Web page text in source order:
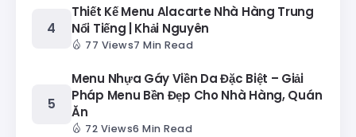
Thiết Kế Menu Alacarte Nhà Hàng Trung
Nổi Tiếng | Khải Nguyên
77 Views7 Min Read
Menu Nhựa Gáy Viền Da Đặc Biệt – Giải
Pháp Menu Bền Đẹp Cho Nhà Hàng, Quán
Ăn
72 Views6 Min Read